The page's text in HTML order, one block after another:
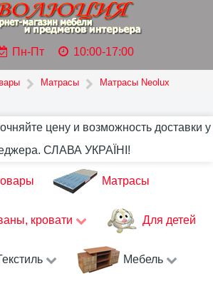
Пн-Пт 10:00-17:00
Матрасы Матрасы Neolux
цену и возможность доставки у
СЛАВА УКРАЇНІ!
Матрасы
кровати Для детей
Мебель